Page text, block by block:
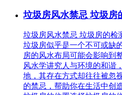
垃圾房风水禁忌 垃圾房
垃圾房风水禁忌 垃圾房的检
垃圾房似乎是一个不可或缺
房的风水布局可能会影响到
风水学讲究人与环境的和谐
地，其存在方式却往往被忽
的禁忌，帮助你在生活中创